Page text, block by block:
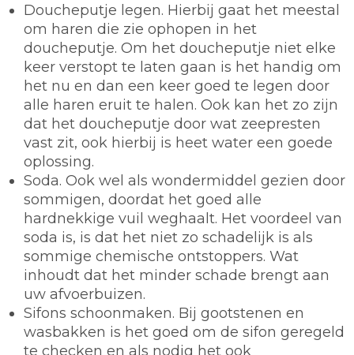
Doucheputje legen. Hierbij gaat het meestal
om haren die zie ophopen in het
doucheputje. Om het doucheputje niet elke
keer verstopt te laten gaan is het handig om
het nu en dan een keer goed te legen door
alle haren eruit te halen. Ook kan het zo zijn
dat het doucheputje door wat zeepresten
vast zit, ook hierbij is heet water een goede
oplossing.
Soda. Ook wel als wondermiddel gezien door
sommigen, doordat het goed alle
hardnekkige vuil weghaalt. Het voordeel van
soda is, is dat het niet zo schadelijk is als
sommige chemische ontstoppers. Wat
inhoudt dat het minder schade brengt aan
uw afvoerbuizen.
Sifons schoonmaken. Bij gootstenen en
wasbakken is het goed om de sifon geregeld
te checken en als nodig het ook